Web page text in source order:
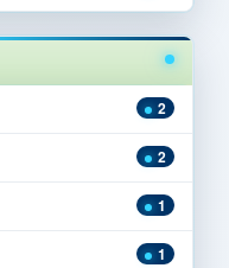
2
2
1
1